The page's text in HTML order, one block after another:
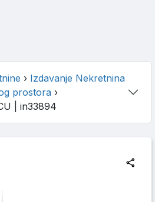
› Izdavanje Nekretnina
prostora ›
| in33894